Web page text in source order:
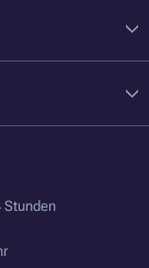
Stunden